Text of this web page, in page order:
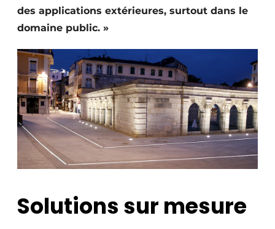
Rénovation
Software
Techniques ferroviaires
Travaux ferroviaires
des applications extérieures, surtout dans le
domaine public. »
Solutions sur mesure